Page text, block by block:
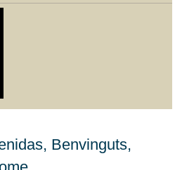
Benvinguts,